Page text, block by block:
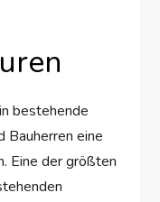
bestehende
Bauherren eine
Eine der größten